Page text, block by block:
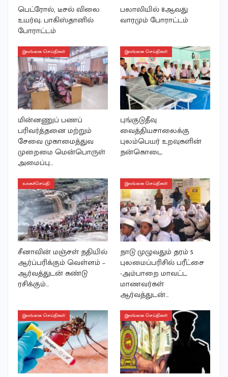
பெட்ரோல், டீசல் விலை
உயர்வு; பாகிஸ்தானில்
போராட்டம்
பலாலியில் 8ஆவது
வாரமும் போராட்டம்
இலங்கை செய்திகள்
மின்னணுப் பணப்
பரிவர்த்தனை மற்றும்
சேவை முகாமைத்துவ
முறைமை மென்பொருள்
அமைப்பு…
இலங்கை செய்திகள்
புங்குடுதீவு
வைத்தியசாலைக்கு
புலம்பெயர் உறவுகளின்
நன்கொடை
உலகச்செய்தி
சீனாவின் மஞ்சள் நதியில்
ஆர்ப்பரிக்கும் வெள்ளம் –
ஆர்வத்துடன் கண்டு
ரசிக்கும்…
இலங்கை செய்திகள்
நாடு முழுவதும் தரம் 5
புலமைப்பரிசில் பரீட்சை
-அம்பாறை மாவட்ட
மாணவர்கள்
ஆர்வத்துடன்…
இலங்கை செய்திகள் இலங்கை செய்திகள்